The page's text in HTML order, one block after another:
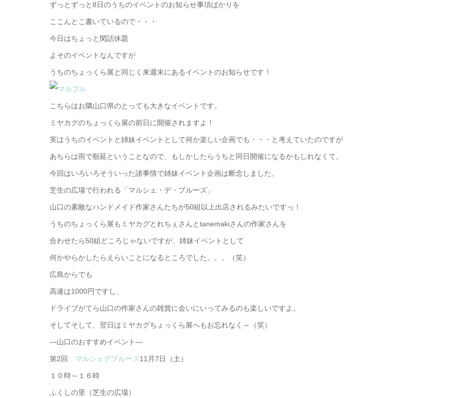
ずっとずっと8日のうちのイベントのお知らせ事項ばかりを
ここんとこ書いているので・・・
今日はちょっと閑話休題
よそのイベントなんですが
うちのちょっくら展と同じく来週末にあるイベントのお知らせです！
こちらはお隣山口県のとっても大きなイベントです。
ミヤカグのちょっくら展の前日に開催されますよ！
実はうちのイベントと姉妹イベントとして何か楽しい企画でも・・・と考えていたのですが
あちらは雨で順延ということなので、もしかしたらうちと同日開催になるかもしれなくて。
今回はいろいろそういった諸事情で姉妹イベント企画は断念しました。
芝生の広場で行われる「マルシェ・デ・プルーズ」
山口の素敵なハンドメイド作家さんたちが50組以上出店されるみたいですっ！
うちのちょっくら展もミヤカグとれちぇさんとtanemakiさんの作家さんを
合わせたら50組どころじゃないですが、姉妹イベントとして
何かやらかしたらえらいことになるところでした。。。（笑）
広島からでも
高速は1000円ですし、
ドライブがてら山口の作家さんの雑貨に会いにいってみるのも楽しいですよ。
そしてそして、翌日はミヤカグちょっくら展へもお忘れなく～（笑）
—山口のおすすめイベント—
第2回 マルシェデプルーズ11月7日（土）
１０時～１６時
ふくしの里（芝生の広場）